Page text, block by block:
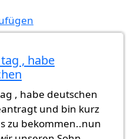
, habe
, habe deutschen
und bin kurz
zu bekommen..nun